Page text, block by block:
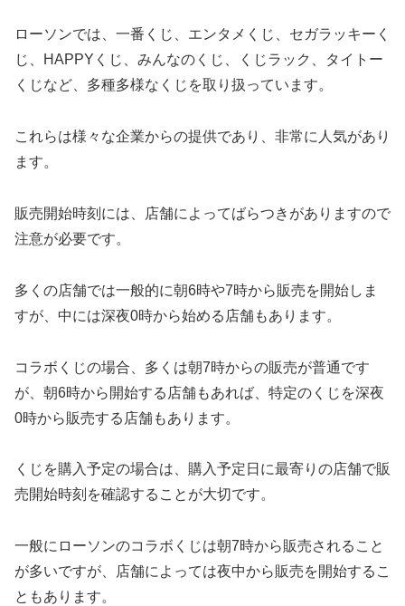
ローソンでは、一番くじ、エンタメくじ、セガラッキーく
じ、HAPPYくじ、みんなのくじ、くじラック、タイトー
くじなど、多種多様なくじを取り扱っています。
これらは様々な企業からの提供であり、非常に人気があり
ます。
販売開始時刻には、店舗によってばらつきがありますので
注意が必要です。
多くの店舗では一般的に朝6時や7時から販売を開始しま
すが、中には深夜0時から始める店舗もあります。
コラボくじの場合、多くは朝7時からの販売が普通です
が、朝6時から開始する店舗もあれば、特定のくじを深夜
0時から販売する店舗もあります。
くじを購入予定の場合は、購入予定日に最寄りの店舗で販
売開始時刻を確認することが大切です。
一般にローソンのコラボくじは朝7時から販売されること
が多いですが、店舗によっては夜中から販売を開始するこ
ともあります。